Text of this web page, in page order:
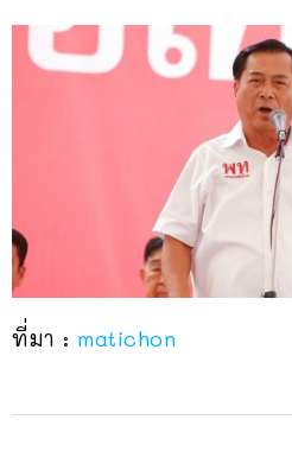
ที่มา : matichon